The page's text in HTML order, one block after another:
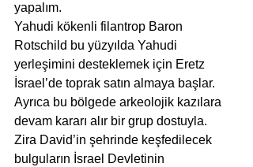
yapalım.
Yahudi kökenli filantrop Baron
Rotschild bu yüzyılda Yahudi
yerleşimini desteklemek için Eretz
İsrael’de toprak satın almaya başlar.
Ayrıca bu bölgede arkeolojik kazılara
devam kararı alır bir grup dostuyla.
Zira David’in şehrinde keşfedilecek
bulguların İsrael Devletinin